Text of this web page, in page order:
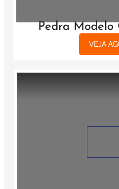
Pedra Modelo
VEJA